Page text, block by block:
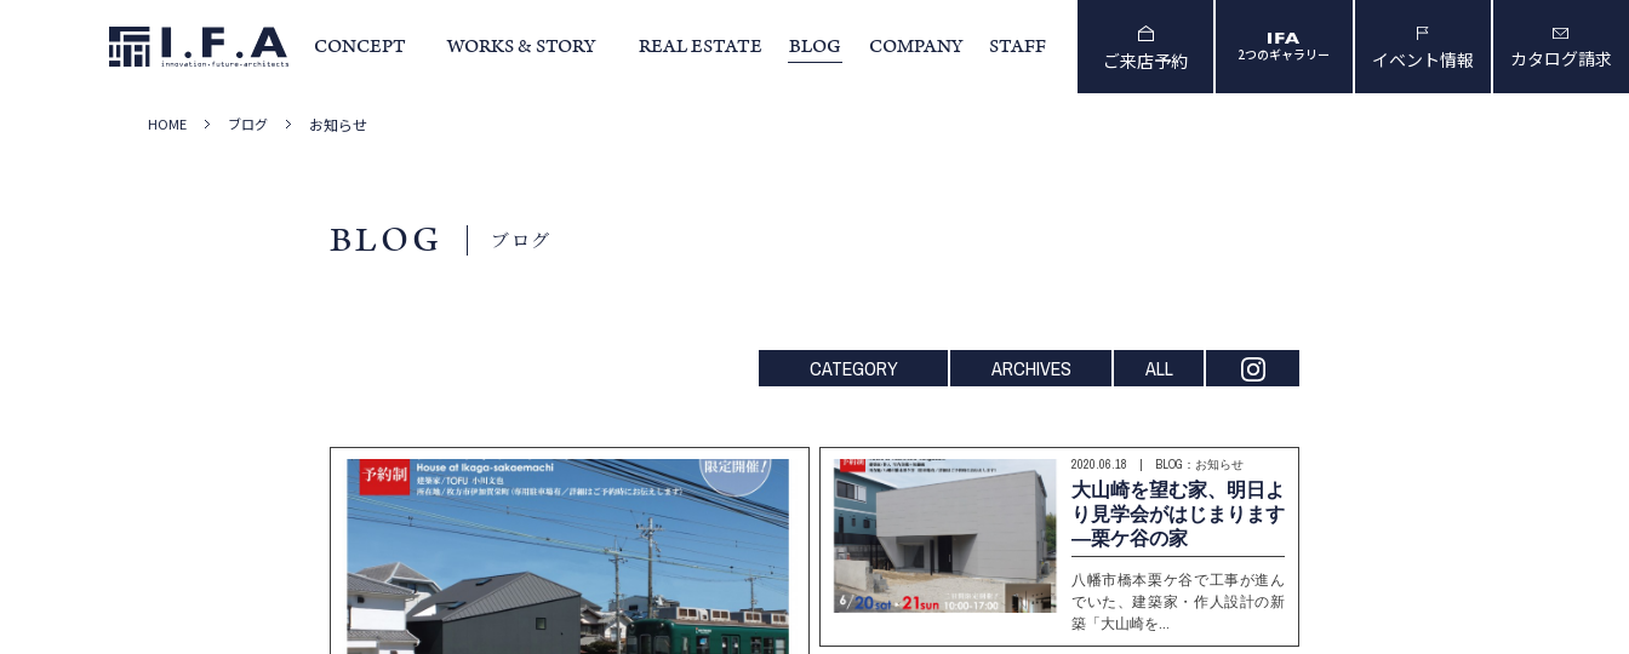
CONCEPT WORKS & STORY REAL ESTATE BLOG COMPANY
サービス・家づくりの流れ
STAFF
ご来店予約 2つのギャラリー イベント情報 カタログ請求
HOME ブログ お知らせ
BLOG ブログ
CATEGORY ARCHIVES ALL
2020.06.18 | BLOG：お知らせ
大山崎を望む家、明日よ
り見学会がはじまります
―栗ケ谷の家
八幡市橋本栗ケ谷で工事が進ん
でいた、建築家・作人設計の新
築「大山崎を…